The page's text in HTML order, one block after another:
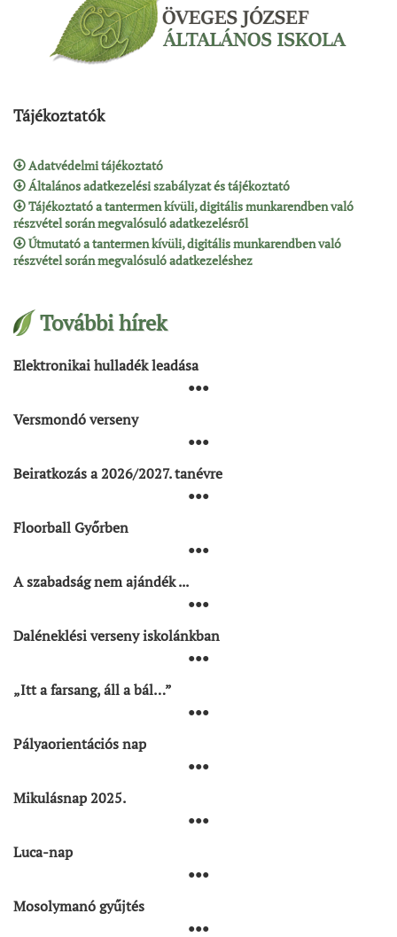
Tájékoztatók
Adatvédelmi tájékoztató
Általános adatkezelési szabályzat és tájékoztató
Tájékoztató a tantermen kívüli, digitális munkarendben való
részvétel során megvalósuló adatkezelésről
Útmutató a tantermen kívüli, digitális munkarendben való
részvétel során megvalósuló adatkezeléshez
További hírek
Elektronikai hulladék leadása
●●●
Versmondó verseny
●●●
Beiratkozás a 2026/2027. tanévre
●●●
Floorball Győrben
●●●
A szabadság nem ajándék ...
●●●
Daléneklési verseny iskolánkban
●●●
„Itt a farsang, áll a bál…”
●●●
Pályaorientációs nap
●●●
Mikulásnap 2025.
●●●
Luca-nap
●●●
Mosolymanó gyűjtés
●●●